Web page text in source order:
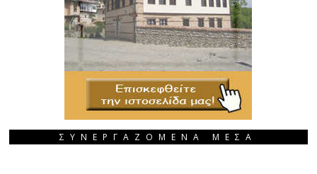
ΣΥΝΕΡΓΑΖΟΜΕΝΑ ΜΕΣΑ